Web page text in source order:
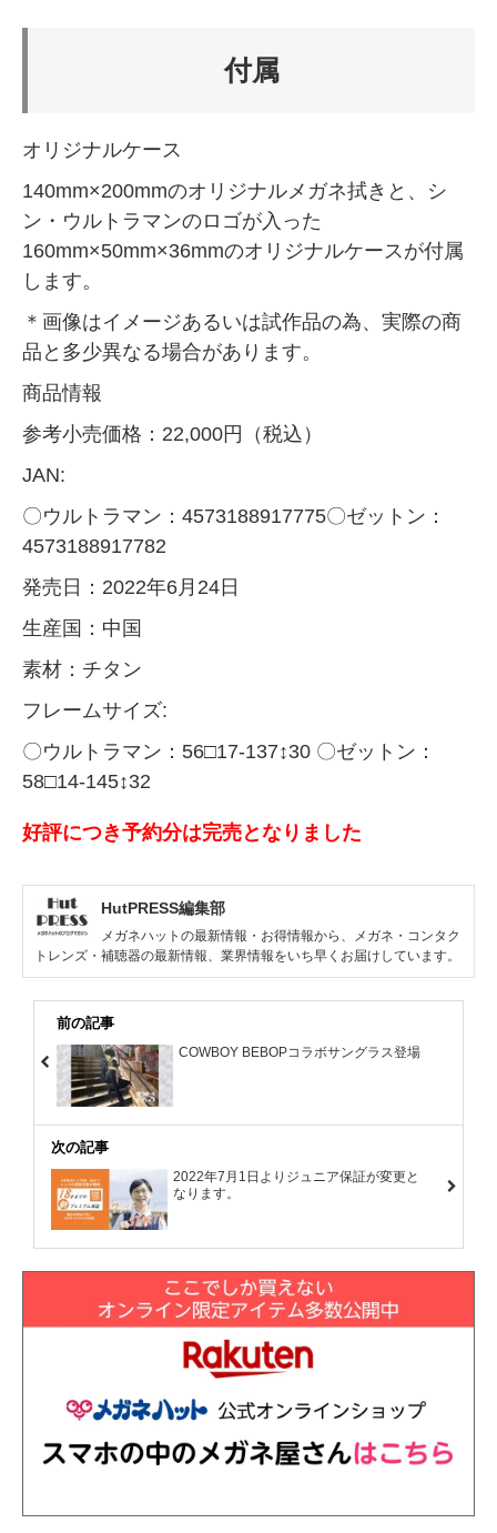
付属
オリジナルケース
140mm×200mmのオリジナルメガネ拭きと、シ
ン・ウルトラマンのロゴが入った
160mm×50mm×36mmのオリジナルケースが付属
します。
＊画像はイメージあるいは試作品の為、実際の商
品と多少異なる場合があります。
商品情報
参考小売価格：22,000円（税込）
JAN:
〇ウルトラマン：4573188917775〇ゼットン：
4573188917782
発売日：2022年6月24日
生産国：中国
素材：チタン
フレームサイズ:
〇ウルトラマン：56□17-137↕30 〇ゼットン：
58□14-145↕32
好評につき予約分は完売となりました
HutPRESS編集部
メガネハットの最新情報・お得情報から、メガネ・コンタク
トレンズ・補聴器の最新情報、業界情報をいち早くお届けしています。
前の記事
COWBOY BEBOPコラボサングラス登場
次の記事
2022年7月1日よりジュニア保証が変更と
なります。